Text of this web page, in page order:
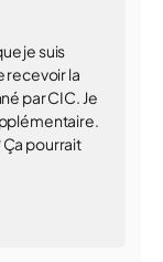
je suis
recevoir la
par CIC. Je
Ça pourrait